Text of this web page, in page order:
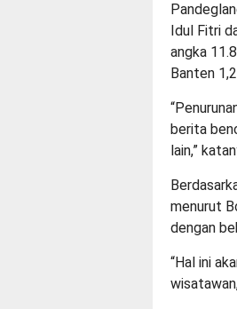
Idul Fitri
angka
Banten
berita
lain,”
menurut
dengan
“Hal ini